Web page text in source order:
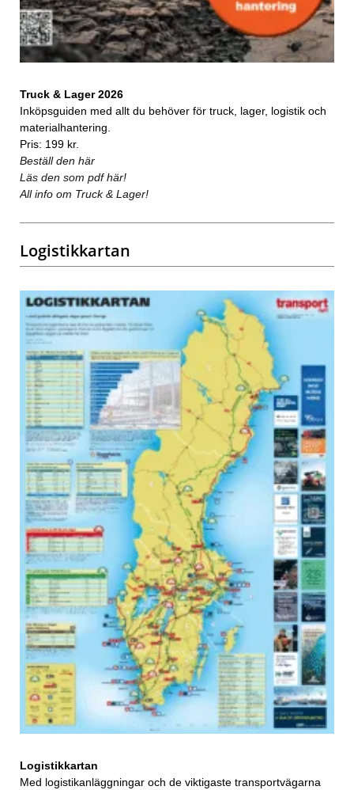
Truck & Lager 2026
Inköpsguiden med allt du behöver för truck, lager, logistik och
materialhantering.
Pris: 199 kr.
Beställ den här
Läs den som pdf här!
All info om Truck & Lager!
Logistikkartan
Logistikkartan
Med logistikanläggningar och de viktigaste transportvägarna